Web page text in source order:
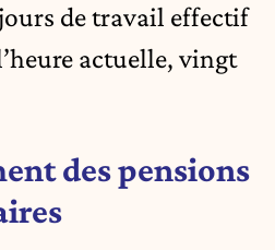
de travail effectif
actuelle, vingt
des pensions